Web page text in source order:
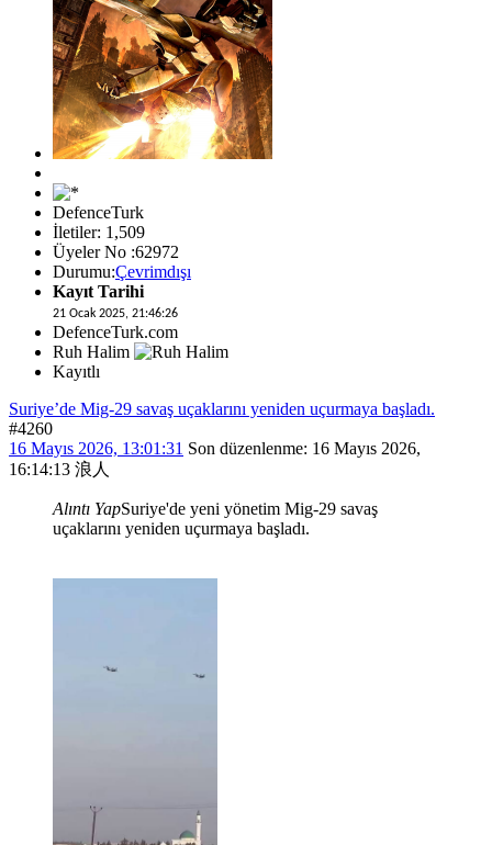
DefenceTurk
İletiler: 1,509
Üyeler No :62972
Durumu:Çevrimdışı
Kayıt Tarihi
21 Ocak 2025, 21:46:26
DefenceTurk.com
Ruh Halim
Kayıtlı
Suriye’de Mig-29 savaş uçaklarını yeniden uçurmaya başladı.
#4260
16 Mayıs 2026, 13:01:31 Son düzenlenme: 16 Mayıs 2026,
16:14:13 浪人
Alıntı YapSuriye'de yeni yönetim Mig-29 savaş
uçaklarını yeniden uçurmaya başladı.